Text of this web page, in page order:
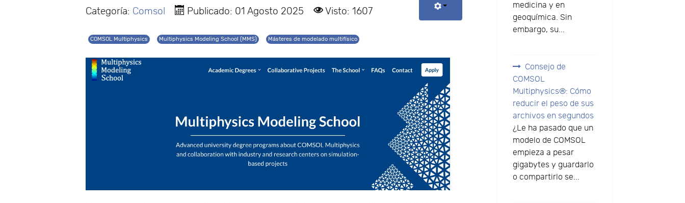
Categoría: Comsol Publicado: 01 Agosto 2025 Visto: 1607
COMSOL Multiphysics Multiphysics Modeling School (MMS) Másteres de modelado multifísico
medicina y en
geoquímica. Sin
embargo, su...
Consejo de
COMSOL
Multiphysics®: Cómo
reducir el peso de sus
archivos en segundos
¿Le ha pasado que un
modelo de COMSOL
empieza a pesar
gigabytes y guardarlo
o compartirlo se...